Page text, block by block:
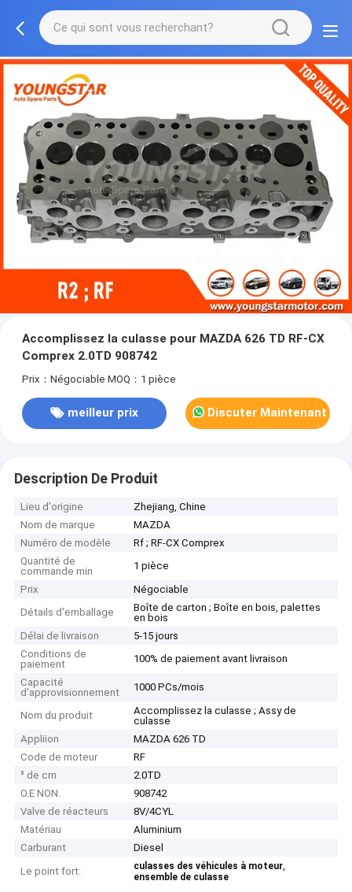
Accomplissez la culasse pour MAZDA 626 TD RF-CX
Comprex 2.0TD 908742
Prix：Négociable MOQ：1 pièce
meilleur prix Discuter Maintenant
Description De Produit
Lieu d'origine
Zhejiang, Chine
Nom de marque
MAZDA
Numéro de modèle
Rf ; RF-CX Comprex
Quantité de
commande min
1 pièce
Prix
Négociable
Détails d'emballage
Boîte de carton ; Boîte en bois, palettes
en bois
Délai de livraison
5-15 jours
Conditions de
paiement
100% de paiement avant livraison
Capacité
d'approvisionnement
1000 PCs/mois
Nom du produit
Accomplissez la culasse ; Assy de
culasse
Appliion
MAZDA 626 TD
Code de moteur
RF
³ de cm
2.0TD
O.E NON.
908742
Valve de réacteurs
8V/4CYL
Matériau
Aluminium
Carburant
Diesel
Le point fort:
culasses des véhicules à moteur,
ensemble de culasse